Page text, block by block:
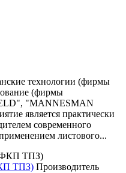
технологии (фирмы
(фирмы
"MANNESMAN
является практически
современного
листового...
ТПЗ) Производитель